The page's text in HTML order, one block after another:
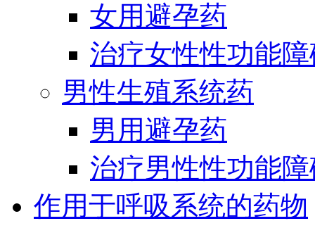
女用避孕药
治疗女性性功能
男性生殖系统药
男用避孕药
治疗男性性功能
作用于呼吸系统的药物